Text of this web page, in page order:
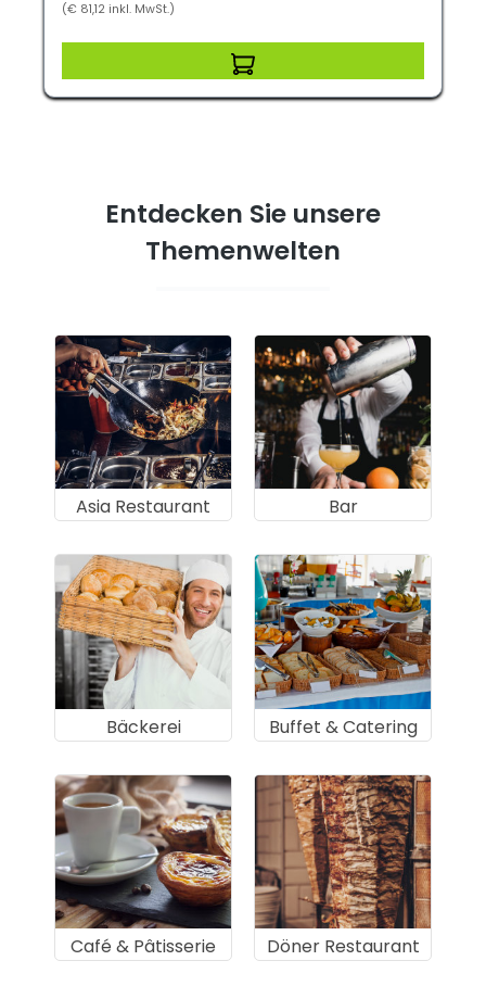
(€ 81,12 inkl. MwSt.)
Entdecken Sie unsere
Themenwelten
Asia Restaurant Bar
Bäckerei Buffet & Catering
Café & Pâtisserie Döner Restaurant